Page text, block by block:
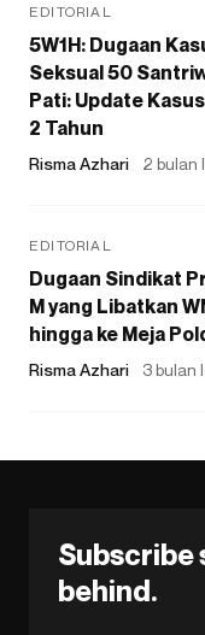
EDITORIAL
5W1H: Dugaan
Seksual 50
Pati: Update
2 Tahun
Risma Azhari 2 bulan
EDITORIAL
Dugaan Sindikat
M yang Libatkan
hingga ke Meja
Risma Azhari 3 bulan
Subscribe
behind.